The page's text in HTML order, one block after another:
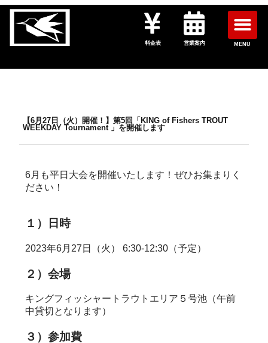
料金表 営業案内 MENU
【6月27日（火）開催！】第5回「KING of Fishers TROUT
WEEKDAY Tournament 」を開催します
6月も平日大会を開催いたします！ぜひお集まりく
ださい！
１）日時
2023年6月27日（火） 6:30-12:30（予定）
２）会場
キングフィッシャートラウトエリア５号池（午前
中貸切となります）
３）参加費